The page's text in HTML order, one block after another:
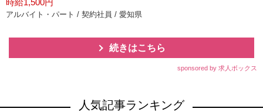
アルバイト・パート / 契約社員 / 愛知県
続きはこちら
sponsored by 求人ボックス
人気記事ランキング